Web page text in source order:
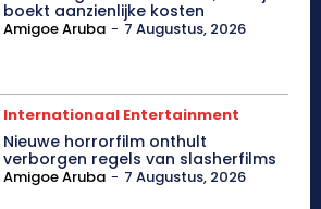
boekt aanzienlijke kosten
Amigoe Aruba - 7 Augustus, 2026
Internationaal Entertainment
Nieuwe horrorfilm onthult
verborgen regels van slasherfilms
Amigoe Aruba - 7 Augustus, 2026